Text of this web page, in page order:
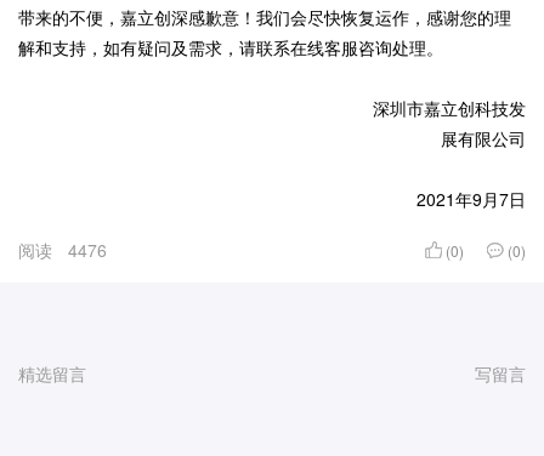
带来的不便，嘉立创深感歉意！我们会尽快恢复运作，感谢您的理
解和支持，如有疑问及需求，请联系在线客服咨询处理。
深圳市嘉立创科技发
展有限公司
2021年9月7日
阅读 4476 (0) (0)
精选留言 写留言